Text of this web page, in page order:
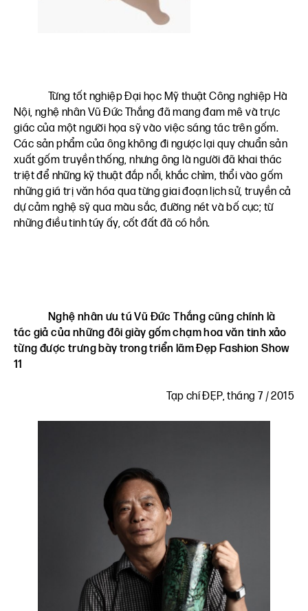
Từng tốt nghiệp Đại học Mỹ thuật Công nghiệp Hà
Nội, nghệ nhân Vũ Đức Thắng đã mang đam mê và trực
giác của một người họa sỹ vào việc sáng tác trên gốm.
Các sản phẩm của ông không đi ngược lại quy chuẩn sản
xuất gốm truyền thống, nhưng ông là người đã khai thác
triệt để những kỹ thuật đắp nổi, khắc chìm, thổi vào gốm
những giá trị văn hóa qua từng giai đoạn lịch sử, truyền cả
dự cảm nghệ sỹ qua màu sắc, đường nét và bố cục; từ
những điều tinh túy ấy, cốt đất đã có hồn.
Nghệ nhân ưu tú Vũ Đức Thắng cũng chính là
tác giả của những đôi giày gốm chạm hoa văn tinh xảo
từng được trưng bày trong triển lãm Đẹp Fashion Show
11
Tạp chí ĐẸP, tháng 7 / 2015